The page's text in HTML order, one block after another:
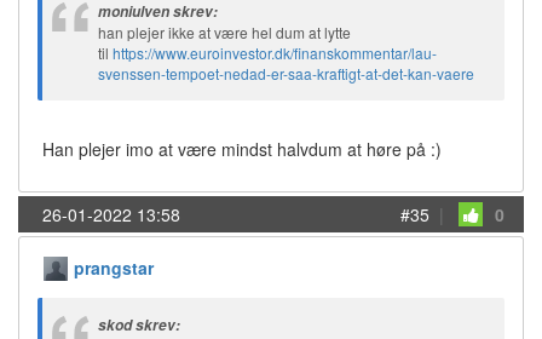
moniulven skrev:
han plejer ikke at være hel dum at lytte
til https://www.euroinvestor.dk/finanskommentar/lau-
svenssen-tempoet-nedad-er-saa-kraftigt-at-det-kan-vaere
Han plejer imo at være mindst halvdum at høre på :)
26-01-2022 13:58 #35 | 0
prangstar
skod skrev: